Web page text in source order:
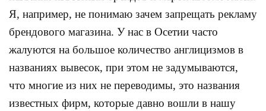
Я, например, не понимаю зачем запрещать рекламу
брендового магазина. У нас в Осетии часто
жалуются на большое количество англицизмов в
названиях вывесок, при этом не задумываются,
что многие из них не переводимы, это названия
известных фирм, которые давно вошли в нашу